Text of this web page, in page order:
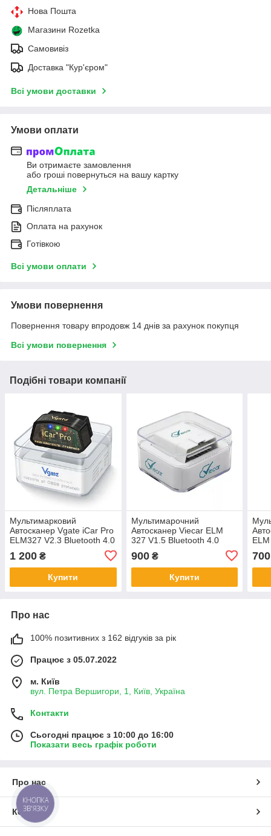
Нова Пошта
Магазини Rozetka
Самовивіз
Доставка "Кур'єром"
Всі умови доставки
Умови оплати
Ви отримаєте замовлення
або гроші повернуться на вашу картку
Детальніше
Післяплата
Оплата на рахунок
Готівкою
Всі умови оплати
Умови повернення
Повернення товару впродовж 14 днів за рахунок покупця
Всі умови повернення
Подібні товари компанії
Мультимарковий
Автосканер Vgate iCar Pro
ELM327 V2.3 Bluetooth 4.0
1 200 ₴
Купити
Мультимарочний
Автосканер Viecar ELM
327 V1.5 Bluetooth 4.0
900₴
Купити
700
Про нас
100% позитивних з 162 відгуків за рік
Працює з 05.07.2022
м. Київ
вул. Петра Вершигори, 1, Київ, Україна
Контакти
Сьогодні працює з 10:00 до 16:00
Показати весь графік роботи
Про нас
Контакти
КНОПКА
ЗВ'ЯЗКУ